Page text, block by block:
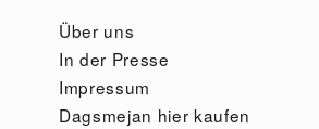
Über uns
In der Presse
Impressum
Dagsmejan hier kaufen